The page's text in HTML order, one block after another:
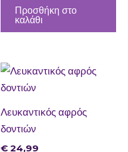
Προσθήκη στο
καλάθι
Λευκαντικός αφρός
δοντιών
€ 24,99